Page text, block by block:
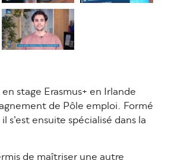
stage Erasmus+ en Irlande
de Pôle emploi. Formé
s’est ensuite spécialisé dans la